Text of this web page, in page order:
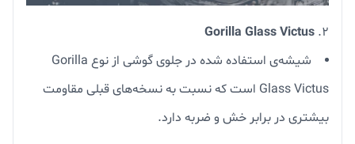
Gorilla Glass Victus
شیشه‌ی استفاده شده در جلوی گوشی از نوع Gorilla
Glass Victus است که نسبت به نسخه‌های قبلی مقاومت
بیشتری در برابر خش و ضربه دارد.